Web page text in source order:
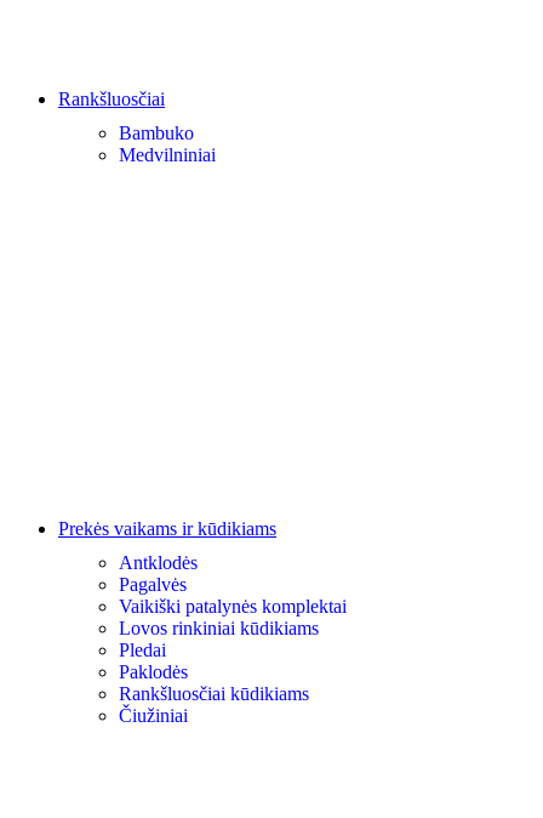
Rankšluosčiai
Bambuko
Medvilniniai
Prekės vaikams ir kūdikiams
Antklodės
Pagalvės
Vaikiški patalynės komplektai
Lovos rinkiniai kūdikiams
Pledai
Paklodės
Rankšluosčiai kūdikiams
Čiužiniai